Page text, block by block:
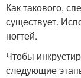
Как такового,
существует.
ногтей.
Чтобы
следующие